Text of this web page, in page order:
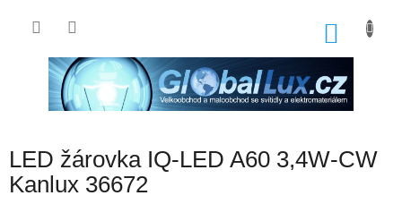
LED žárovka IQ-LED A60 3,4W-CW
Kanlux 36672